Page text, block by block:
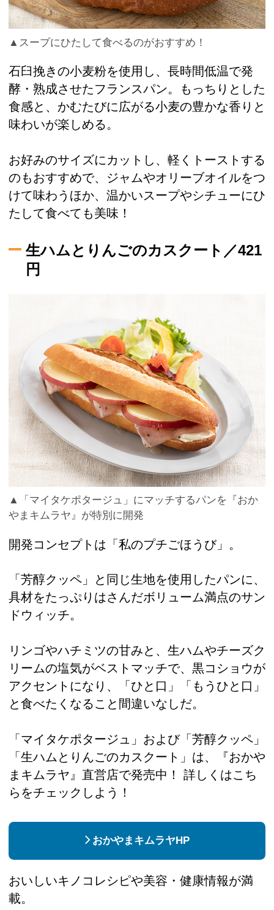
▲スープにひたして食べるのがおすすめ！
石臼挽きの小麦粉を使用し、長時間低温で発
酵・熟成させたフランスパン。もっちりとした
食感と、かむたびに広がる小麦の豊かな香りと
味わいが楽しめる。
お好みのサイズにカットし、軽くトーストする
のもおすすめで、ジャムやオリーブオイルをつ
けて味わうほか、温かいスープやシチューにひ
たして食べても美味！
生ハムとりんごのカスクート／421
円
▲「マイタケポタージュ」にマッチするパンを『おか
やまキムラヤ』が特別に開発
開発コンセプトは「私のプチごほうび」。
「芳醇クッペ」と同じ生地を使用したパンに、
具材をたっぷりはさんだボリューム満点のサン
ドウィッチ。
リンゴやハチミツの甘みと、生ハムやチーズク
リームの塩気がベストマッチで、黒コショウが
アクセントになり、「ひと口」「もうひと口」
と食べたくなること間違いなしだ。
「マイタケポタージュ」および「芳醇クッペ」
「生ハムとりんごのカスクート」は、『おかや
まキムラヤ』直営店で発売中！ 詳しくはこち
らをチェックしよう！
おかやまキムラヤHP
おいしいキノコレシピや美容・健康情報が満
載。